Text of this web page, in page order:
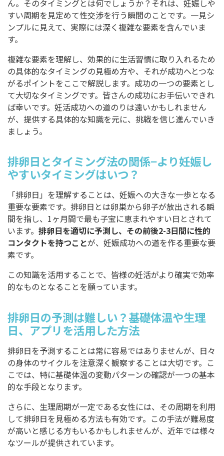
ん。そのタイミングとは何でしょうか？それは、妊娠しや
すい周期を見定めて性交渉を行う瞬間のことです。一見シ
ンプルに見えて、実際には深く複雑な要素を含んでいま
す。
複雑な要素を理解し、効果的に生活習慣に取り入れるため
の具体的なタイミングの見極め方や、それが成功へとつな
がるポイントをここで解説します。成功の一つの要素とし
て大切なタイミングです。皆さんの成功にお手伝いできれ
ば幸いです。妊活成功への道のりは遠いかもしれません
が、提供する具体的な知識を元に、挑戦を信じ進んでいき
ましょう。
排卵日とタイミング法の関係−より妊娠し
やすいタイミングはいつ？
「排卵日」を理解することは、妊娠への大きな一歩となる
重要な要素です。排卵日とは卵巣から卵子が放出される瞬
間を指し、1ヶ月間で最も子宝に恵まれやすい日とされて
います。 排卵日を適切に予測し、その前後2-3日間に性的
コンタクトを持つことが、妊娠成功への道を作る重要な要
素です。
この知識を活用することで、皆様の妊活がより確実で効率
的なものとなることを願っています。
排卵日の予測は難しい？基礎体温や生理
日、アプリを活用した方法
排卵日を予測することは常に容易ではありませんが、日々
の身体のサイクルを注意深く観察することは大切です。こ
こでは、特に基礎体温の変動パターンの確認が一つの基本
的な手段となります。
さらに、生理周期が一定である女性には、その周期を利用
して排卵日を見極める方法も有効です。この手法が難易度
が高いと感じる方もいるかもしれませんが、近年では様々
なツールが提供されています。